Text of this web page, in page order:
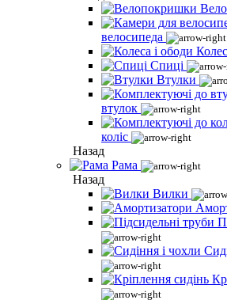
велосипеда
Спиці
Втулки
втулок
коліс
Назад
Рама
Назад
Вилки